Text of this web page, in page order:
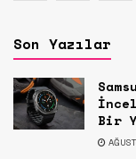
Son Yazılar
Bir